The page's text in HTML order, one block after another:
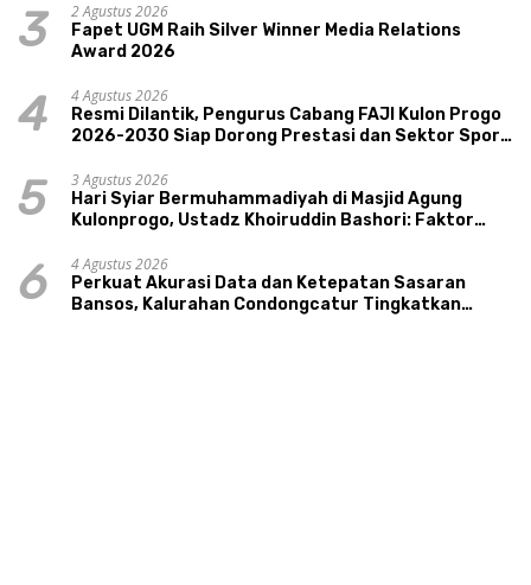
3
2 Agustus 2026
Fapet UGM Raih Silver Winner Media Relations
Award 2026
4
4 Agustus 2026
Resmi Dilantik, Pengurus Cabang FAJI Kulon Progo
2026-2030 Siap Dorong Prestasi dan Sektor Sport
5
3 Agustus 2026
Hari Syiar Bermuhammadiyah di Masjid Agung
Kulonprogo, Ustadz Khoiruddin Bashori: Faktor
6
4 Agustus 2026
Perkuat Akurasi Data dan Ketepatan Sasaran
Bansos, Kalurahan Condongcatur Tingkatkan